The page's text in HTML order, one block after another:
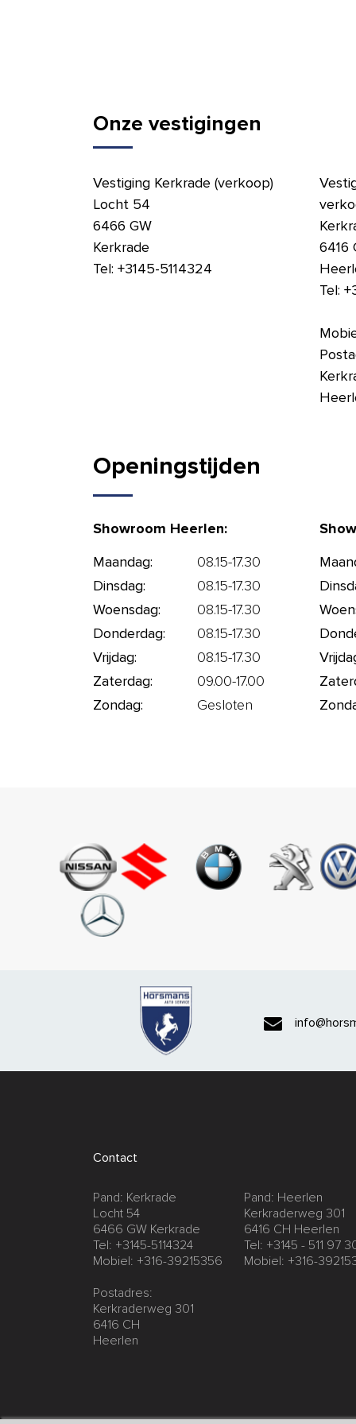
Onze vestigingen
Vestiging Kerkrade (verkoop)
Locht 54
6466 GW
Kerkrade
Tel: +3145-5114324
6416
Tel:
Openingstijden
Showroom Heerlen:
Maandag:
08.15-17.30
Dinsdag:
08.15-17.30
Woensdag:
08.15-17.30
Donderdag:
08.15-17.30
Vrijdag:
08.15-17.30
Zaterdag:
09.00-17.00
Zondag:
Gesloten
Contact
Pand: Kerkrade
Locht 54
6466 GW Kerkrade
Tel: +3145-5114324
Mobiel: +316-39215356
Postadres:
Kerkraderweg 301
6416 CH
Heerlen
Pand: Heerlen
Kerkraderweg 301
6416 CH Heerlen
Tel: +3145 - 511 97
Mobiel: +316-